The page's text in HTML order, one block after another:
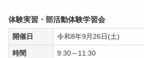
体験実習・部活動体験学習会
開催日 令和8年9月26日(土)
時間 9:30～11:30